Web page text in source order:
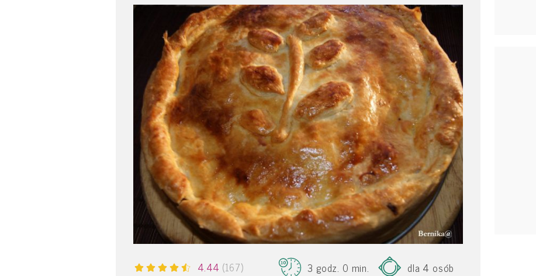
4.44 (167) 3 godz. 0 min. dla 4 osób